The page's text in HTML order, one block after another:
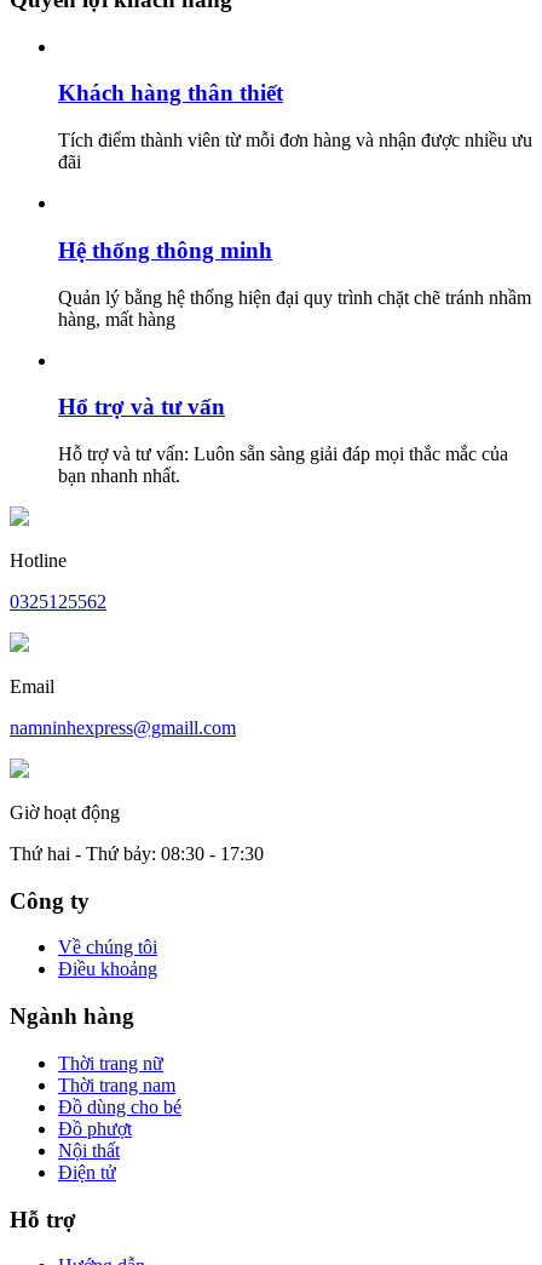
Khách hàng thân thiết
Tích điểm thành viên từ mỗi đơn hàng và nhận được nhiều ưu
đãi
Hệ thống thông minh
Quản lý bằng hệ thống hiện đại quy trình chặt chẽ tránh nhầm
hàng, mất hàng
Hổ trợ và tư vấn
Hỗ trợ và tư vấn: Luôn sẵn sàng giải đáp mọi thắc mắc của
bạn nhanh nhất.
Hotline
0325125562
Email
namninhexpress@gmaill.com
Giờ hoạt động
Thứ hai - Thứ bảy: 08:30 - 17:30
Công ty
Về chúng tôi
Điều khoảng
Ngành hàng
Thời trang nữ
Thời trang nam
Đồ dùng cho bé
Đồ phượt
Nội thất
Điện tử
Hỗ trợ